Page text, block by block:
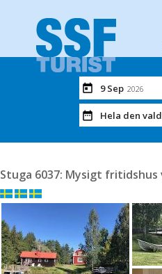
9 Sep 2026
Hela den
Stuga 6037: Mysigt fritidshus